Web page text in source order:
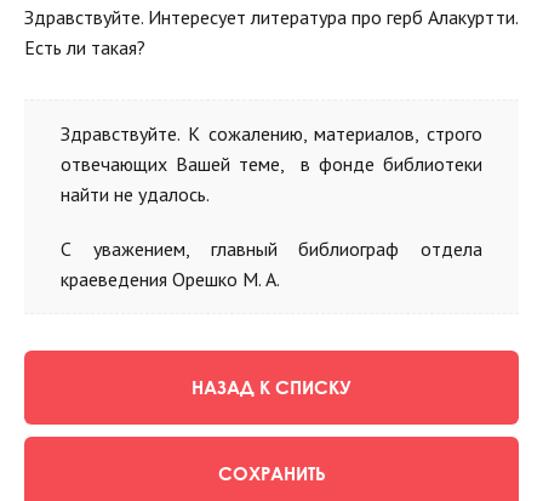
Здравствуйте. Интересует литература про герб Алакуртти.
Есть ли такая?
Здравствуйте. К сожалению, материалов, строго
отвечающих Вашей теме, в фонде библиотеки
найти не удалось.
С уважением, главный библиограф отдела
краеведения Орешко М. А.
НАЗАД К СПИСКУ
СОХРАНИТЬ